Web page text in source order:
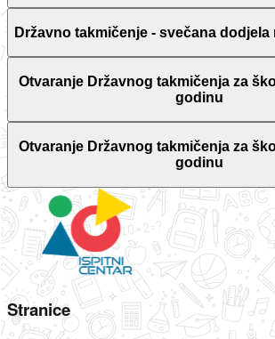
Državno takmičenje - svečana dodjela
Otvaranje Državnog takmičenja za
godinu
Otvaranje Državnog takmičenja za
godinu
Stranice